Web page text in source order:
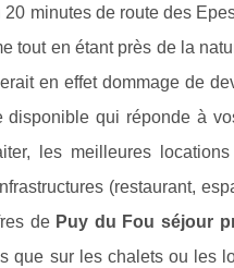
minutes de route des
tout en étant près de la
en effet dommage de
qui réponde à
les meilleures
(restaurant,
de Puy du Fou séjour
que sur les chalets ou les